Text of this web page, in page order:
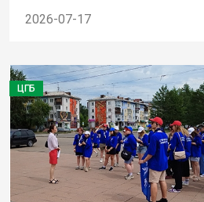
2026-07-17
ЦГБ